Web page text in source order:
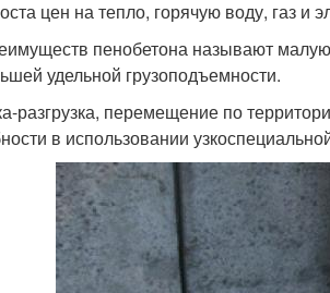
цен на тепло, горячую воду, газ и
пенобетона называют
удельной грузоподъемности.
разгрузка, перемещение по
в использовании